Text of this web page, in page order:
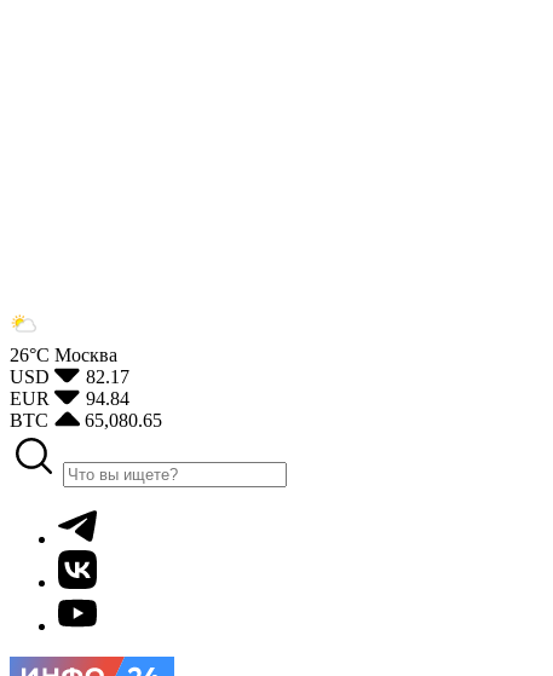
26°С Москва
USD
82.17
EUR
94.84
BTC
65,080.65